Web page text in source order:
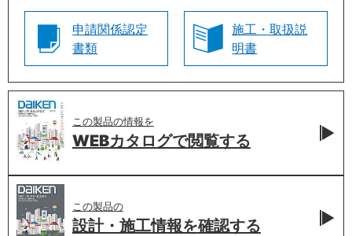
申請関係認定
書類
施工・取扱説
明書
この製品の情報を
WEBカタログで閲覧する
この製品の
設計・施工情報を確認する